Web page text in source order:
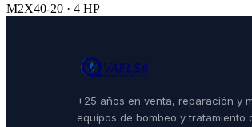
M2X40-20 · 4 HP
+25 años en venta, reparación y
equipos de bombeo y tratamiento